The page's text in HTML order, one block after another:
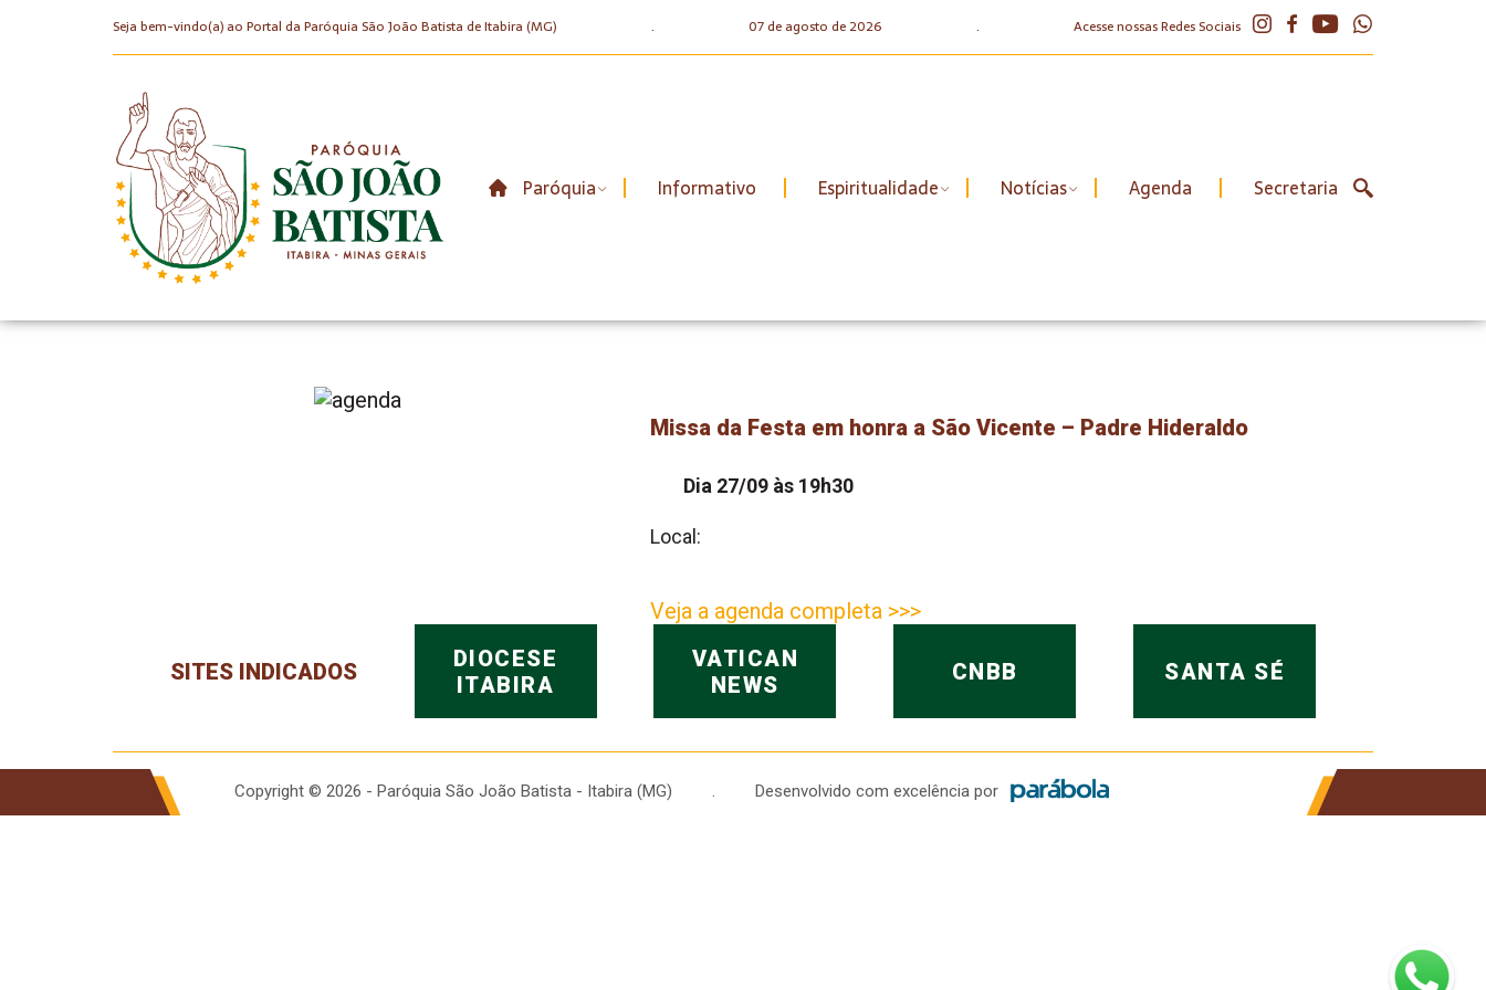
Seja bem-vindo(a) ao Portal da Paróquia São João Batista de Itabira (MG) . 07 de agosto de 2026 . Acesse nossas Redes Sociais
Paróquia Informativo Espiritualidade Notícias Agenda Secretaria
Missa da Festa em honra a São Vicente – Padre Hideraldo
Dia 27/09 às 19h30
Local:
Veja a agenda completa >>>
SITES INDICADOS
DIOCESE
ITABIRA
VATICAN
NEWS
CNBB SANTA SÉ
Copyright © 2026 - Paróquia São João Batista - Itabira (MG) . Desenvolvido com excelência por